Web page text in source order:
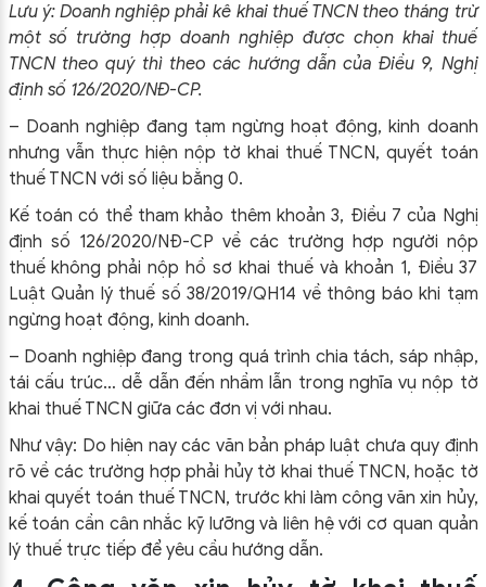
Lưu ý: Doanh nghiệp phải kê khai thuế TNCN theo tháng trừ
một số trường hợp doanh nghiệp được chọn khai thuế
TNCN theo quý thì theo các hướng dẫn của Điều 9, Nghị
định số 126/2020/NĐ-CP.
– Doanh nghiệp đang tạm ngừng hoạt động, kinh doanh
nhưng vẫn thực hiện nộp tờ khai thuế TNCN, quyết toán
thuế TNCN với số liệu bằng 0.
Kế toán có thể tham khảo thêm khoản 3, Điều 7 của Nghị
định số 126/2020/NĐ-CP về các trường hợp người nộp
thuế không phải nộp hồ sơ khai thuế và khoản 1, Điều 37
Luật Quản lý thuế số 38/2019/QH14 về thông báo khi tạm
ngừng hoạt động, kinh doanh.
– Doanh nghiệp đang trong quá trình chia tách, sáp nhập,
tái cấu trúc… dễ dẫn đến nhầm lẫn trong nghĩa vụ nộp tờ
khai thuế TNCN giữa các đơn vị với nhau.
Như vậy: Do hiện nay các văn bản pháp luật chưa quy định
rõ về các trường hợp phải hủy tờ khai thuế TNCN, hoặc tờ
khai quyết toán thuế TNCN, trước khi làm công văn xin hủy,
kế toán cần cân nhắc kỹ lưỡng và liên hệ với cơ quan quản
lý thuế trực tiếp để yêu cầu hướng dẫn.